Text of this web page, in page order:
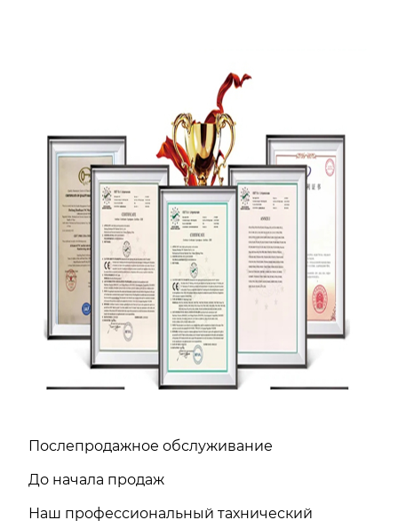
Послепродажное обслуживание
До начала продаж
Наш профессиональный тахнический